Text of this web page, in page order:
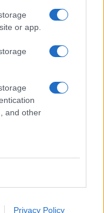
or app.
and other
Privacy Policy
2 δισ. ευρώ
μικρομεσαίες
της ΔΕΗ για την